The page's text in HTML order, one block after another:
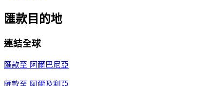
匯款目的地
連結全球
匯款至 阿爾巴尼亞
匯款至 阿爾及利亞